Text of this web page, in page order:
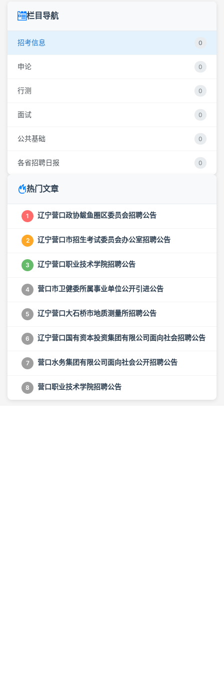
栏目导航
招考信息 0
申论 0
行测 0
面试 0
公共基础 0
各省招聘日报 0
热门文章
1 辽宁营口政协鲅鱼圈区委员会招聘公告
2 辽宁营口市招生考试委员会办公室招聘公告
3 辽宁营口职业技术学院招聘公告
4 营口市卫健委所属事业单位公开引进公告
5 辽宁营口大石桥市地质测量所招聘公告
6 辽宁营口国有资本投资集团有限公司面向社会招聘公告
7 营口水务集团有限公司面向社会公开招聘公告
8 营口职业技术学院招聘公告